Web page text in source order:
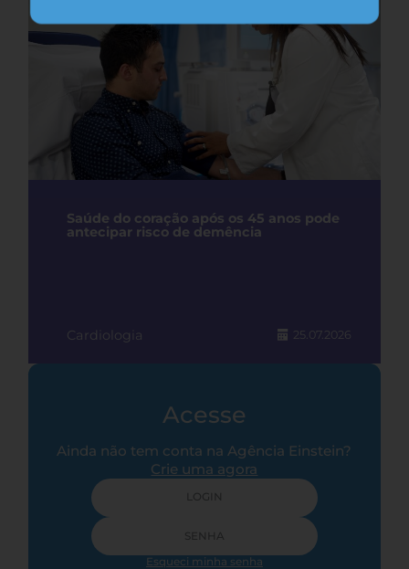
Saúde do coração após os 45 anos pode
antecipar risco de demência
Cardiologia 25.07.2026
Acesse
Ainda não tem conta na Agência Einstein?
Crie uma agora
Esqueci minha senha